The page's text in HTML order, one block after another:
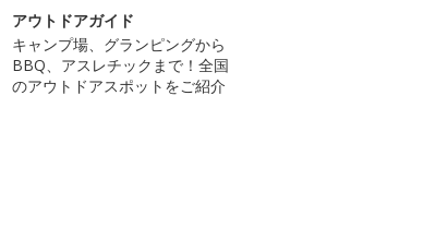
アウトドアガイド
キャンプ場、グランピングから
BBQ、アスレチックまで！全国
のアウトドアスポットをご紹介